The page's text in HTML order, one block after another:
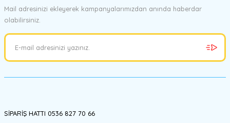
Mail adresinizi ekleyerek kampanyalarımızdan anında haberdar
olabilirsiniz.
SİPARİŞ HATTI 0536 827 70 66